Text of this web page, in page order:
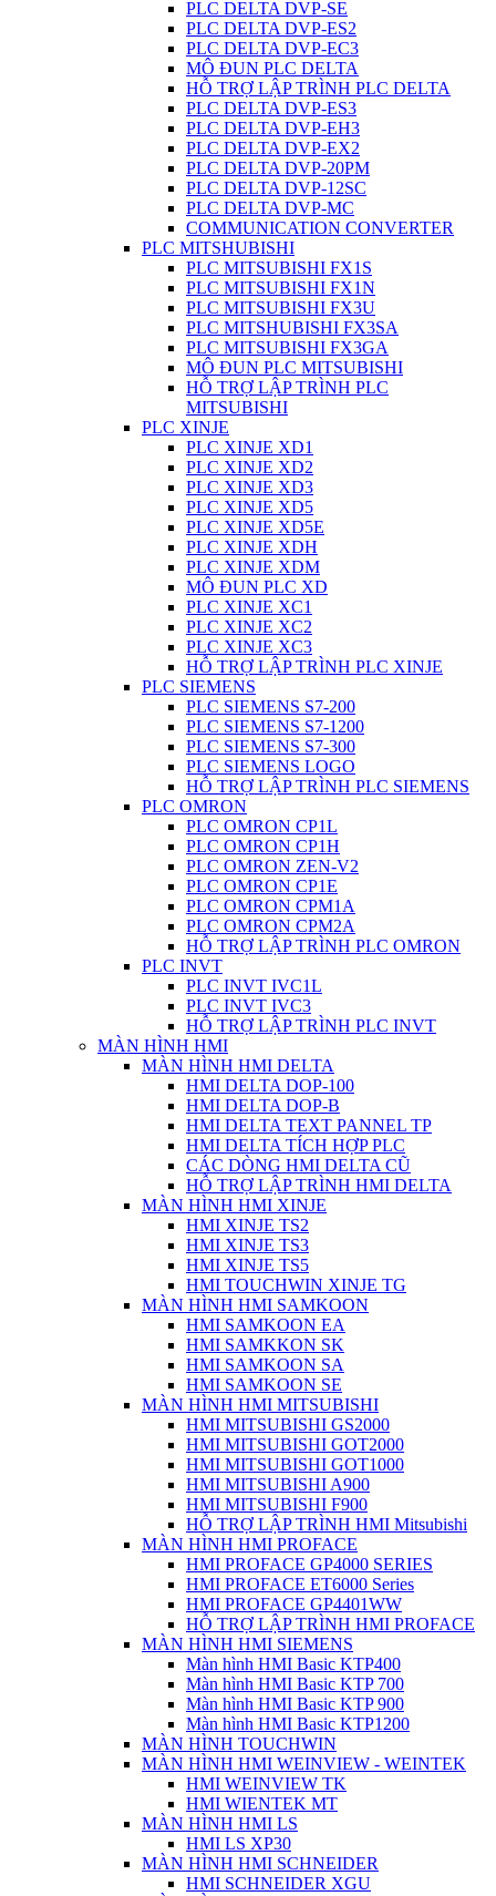
PLC DELTA DVP-SE
PLC DELTA DVP-ES2
PLC DELTA DVP-EC3
MÔ ĐUN PLC DELTA
HỖ TRỢ LẬP TRÌNH PLC DELTA
PLC DELTA DVP-ES3
PLC DELTA DVP-EH3
PLC DELTA DVP-EX2
PLC DELTA DVP-20PM
PLC DELTA DVP-12SC
PLC DELTA DVP-MC
COMMUNICATION CONVERTER
PLC MITSHUBISHI
PLC MITSUBISHI FX1S
PLC MITSUBISHI FX1N
PLC MITSUBISHI FX3U
PLC MITSHUBISHI FX3SA
PLC MITSUBISHI FX3GA
MÔ ĐUN PLC MITSUBISHI
HỖ TRỢ LẬP TRÌNH PLC
MITSUBISHI
PLC XINJE
PLC XINJE XD1
PLC XINJE XD2
PLC XINJE XD3
PLC XINJE XD5
PLC XINJE XD5E
PLC XINJE XDH
PLC XINJE XDM
MÔ ĐUN PLC XD
PLC XINJE XC1
PLC XINJE XC2
PLC XINJE XC3
HỖ TRỢ LẬP TRÌNH PLC XINJE
PLC SIEMENS
PLC SIEMENS S7-200
PLC SIEMENS S7-1200
PLC SIEMENS S7-300
PLC SIEMENS LOGO
HỖ TRỢ LẬP TRÌNH PLC SIEMENS
PLC OMRON
PLC OMRON CP1L
PLC OMRON CP1H
PLC OMRON ZEN-V2
PLC OMRON CP1E
PLC OMRON CPM1A
PLC OMRON CPM2A
HỖ TRỢ LẬP TRÌNH PLC OMRON
PLC INVT
PLC INVT IVC1L
PLC INVT IVC3
HỖ TRỢ LẬP TRÌNH PLC INVT
MÀN HÌNH HMI
MÀN HÌNH HMI DELTA
HMI DELTA DOP-100
HMI DELTA DOP-B
HMI DELTA TEXT PANNEL TP
HMI DELTA TÍCH HỢP PLC
CÁC DÒNG HMI DELTA CŨ
HỖ TRỢ LẬP TRÌNH HMI DELTA
MÀN HÌNH HMI XINJE
HMI XINJE TS2
HMI XINJE TS3
HMI XINJE TS5
HMI TOUCHWIN XINJE TG
MÀN HÌNH HMI SAMKOON
HMI SAMKOON EA
HMI SAMKKON SK
HMI SAMKOON SA
HMI SAMKOON SE
MÀN HÌNH HMI MITSUBISHI
HMI MITSUBISHI GS2000
HMI MITSUBISHI GOT2000
HMI MITSUBISHI GOT1000
HMI MITSUBISHI A900
HMI MITSUBISHI F900
HỖ TRỢ LẬP TRÌNH HMI Mitsubishi
MÀN HÌNH HMI PROFACE
HMI PROFACE GP4000 SERIES
HMI PROFACE ET6000 Series
HMI PROFACE GP4401WW
HỖ TRỢ LẬP TRÌNH HMI PROFACE
MÀN HÌNH HMI SIEMENS
Màn hình HMI Basic KTP400
Màn hình HMI Basic KTP 700
Màn hình HMI Basic KTP 900
Màn hình HMI Basic KTP1200
MÀN HÌNH TOUCHWIN
MÀN HÌNH HMI WEINVIEW - WEINTEK
HMI WEINVIEW TK
HMI WIENTEK MT
MÀN HÌNH HMI LS
HMI LS XP30
MÀN HÌNH HMI SCHNEIDER
HMI SCHNEIDER XGU